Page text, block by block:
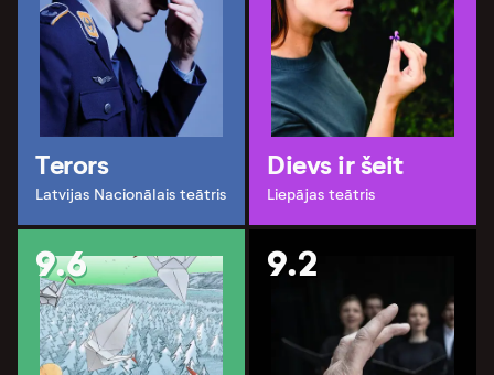
Terors
Latvijas Nacionālais teātris
Dievs ir šeit
Liepājas teātris
9.6 9.2